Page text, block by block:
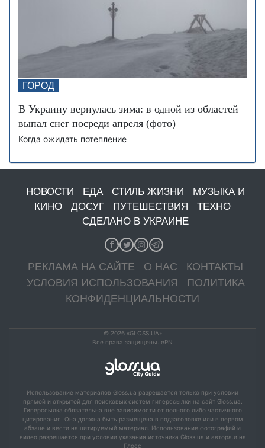
ГОРОД
В Украину вернулась зима: в одной из областей
выпал снег посреди апреля (фото)
Когда ожидать потепление
НОВОСТИ ЕДА СТИЛЬ ЖИЗНИ
МУЗЫКА И
КИНО
ДОСУГ ПУТЕШЕСТВИЯ
ТЕХНО
СДЕЛАНО В УКРАИНЕ
РЕКЛАМА НА САЙТЕ О НАС
КОНТАКТЫ
УСЛОВИЯ ИСПОЛЬЗОВАНИЯ
ПОЛИТИКА
КОНФИДЕНЦИАЛЬНОСТИ
© 2026 «GLOSS.UA»
Все права защищены. ePN
Использование материалов Gloss.ua разрешается только при условии
прямой и открытой для поисковых систем гиперссылки на сайт Gloss.ua.
Гиперссылка обязательна вне зависимости от полного либо частичного
цитирования. Она должна быть размещена в подзаголовке или в первом
абзаце и вести на цитируемый материал. Использование фотографий и
видео разрешается при условии указания источника Gloss.ua и автора.и на
Глосс